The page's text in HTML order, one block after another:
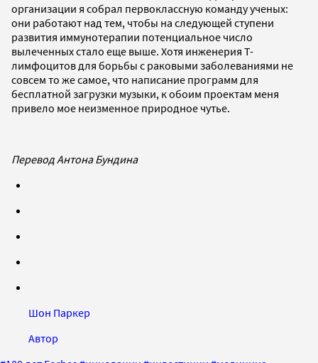
организации я собрал первоклассную команду ученых:
они работают над тем, чтобы на следующей ступени
развития иммунотерапии потенциальное число
вылеченных стало еще выше. Хотя инженерия T-
лимфоцитов для борьбы с раковыми заболеваниями не
совсем то же самое, что написание программ для
бесплатной загрузки музыки, к обоим проектам меня
привело мое неизменное природное чутье.
Перевод Антона Бундина
Шон Паркер
Автор